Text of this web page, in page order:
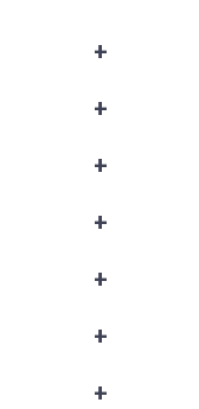
+
+
+
+
+
+
+